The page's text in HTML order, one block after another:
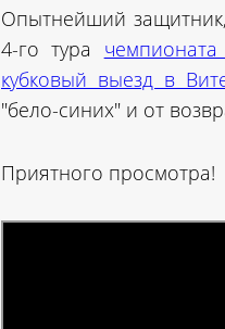
Опытнейший
4-го тура
кубковый выезд в
"бело-синих" и от
Приятного просмотра!